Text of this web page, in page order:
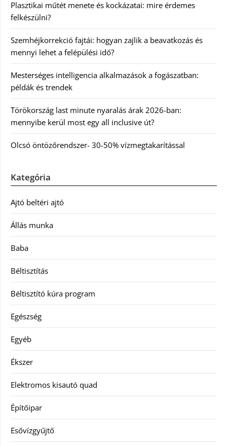
Plasztikai műtét menete és kockázatai: mire érdemes
felkészülni?
Szemhéjkorrekció fajtái: hogyan zajlik a beavatkozás és
mennyi lehet a felépülési idő?
Mesterséges intelligencia alkalmazások a fogászatban:
példák és trendek
Törökország last minute nyaralás árak 2026-ban:
mennyibe kerül most egy all inclusive út?
Olcsó öntözőrendszer- 30-50% vízmegtakarítással
Kategória
Ajtó beltéri ajtó
Állás munka
Baba
Béltisztítás
Béltisztító kúra program
Egészség
Egyéb
Ékszer
Elektromos kisautó quad
Építőipar
Esővízgyűjtő